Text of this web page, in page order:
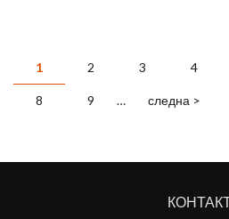
1 2 3 4
8 9 … следна >